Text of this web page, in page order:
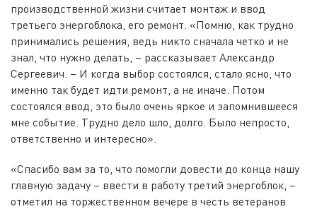
производственной жизни считает монтаж и ввод
третьего энергоблока, его ремонт. «Помню, как трудно
принимались решения, ведь никто сначала четко и не
знал, что нужно делать, – рассказывает Александр
Сергеевич. – И когда выбор состоялся, стало ясно, что
именно так будет идти ремонт, а не иначе. Потом
состоялся ввод, это было очень яркое и запомнившееся
мне событие. Трудно дело шло, долго. Было непросто,
ответственно и интересно».
«Спасибо вам за то, что помогли довести до конца нашу
главную задачу – ввести в работу третий энергоблок, –
отметил на торжественном вечере в честь ветеранов